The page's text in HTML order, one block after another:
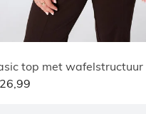
top met wafelstructuur